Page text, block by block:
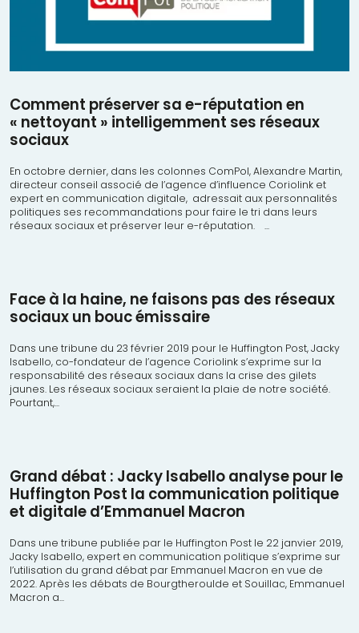
Comment préserver sa e-réputation en
« nettoyant » intelligemment ses réseaux
sociaux
En octobre dernier, dans les colonnes ComPol, Alexandre Martin,
directeur conseil associé de l’agence d’influence Coriolink et
expert en communication digitale, adressait aux personnalités
politiques ses recommandations pour faire le tri dans leurs
réseaux sociaux et préserver leur e-réputation. ...
Face à la haine, ne faisons pas des réseaux
sociaux un bouc émissaire
Dans une tribune du 23 février 2019 pour le Huffington Post, Jacky
Isabello, co-fondateur de l’agence Coriolink s’exprime sur la
responsabilité des réseaux sociaux dans la crise des gilets
jaunes. Les réseaux sociaux seraient la plaie de notre société.
Pourtant,...
Grand débat : Jacky Isabello analyse pour le
Huffington Post la communication politique
et digitale d’Emmanuel Macron
Dans une tribune publiée par le Huffington Post le 22 janvier 2019,
Jacky Isabello, expert en communication politique s’exprime sur
l’utilisation du grand débat par Emmanuel Macron en vue de
2022. Après les débats de Bourgtheroulde et Souillac, Emmanuel
Macron a...